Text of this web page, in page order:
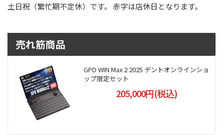
土日祝（繁忙期不定休）です。 赤字は店休日となります。
売れ筋商品
GPD WIN Max 2 2025 デントオンラインショ
ップ限定セット
205,000円(税込)